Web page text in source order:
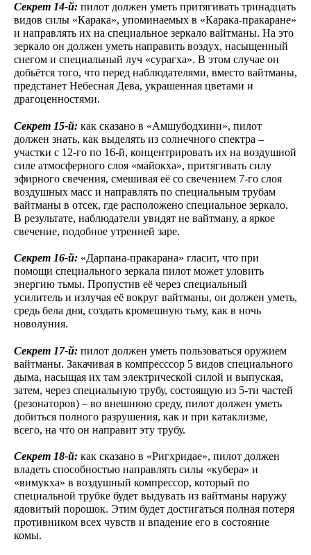
Секрет 14-й: пилот должен уметь притягивать тринадцать
видов силы «Карака», упоминаемых в «Карака-пракаране»
и направлять их на специальное зеркало вайтманы. На это
зеркало он должен уметь направить воздух, насыщенный
снегом и специальный луч «сурагха». В этом случае он
добьётся того, что перед наблюдателями, вместо вайтманы,
предстанет Небесная Дева, украшенная цветами и
драгоценностями.
Секрет 15-й: как сказано в «Амшубодхини», пилот
должен знать, как выделять из солнечного спектра –
участки с 12-го по 16-й, концентрировать их на воздушной
силе атмосферного слоя «майокха», притягивать силу
эфирного свечения, смешивая её со свечением 7-го слоя
воздушных масс и направлять по специальным трубам
вайтманы в отсек, где расположено специальное зеркало.
В результате, наблюдатели увидят не вайтману, а яркое
свечение, подобное утренней заре.
Секрет 16-й: «Дарпана-пракарана» гласит, что при
помощи специального зеркала пилот может уловить
энергию тьмы. Пропустив её через специальный
усилитель и излучая её вокруг вайтманы, он должен уметь,
средь бела дня, создать кромешную тьму, как в ночь
новолуния.
Секрет 17-й: пилот должен уметь пользоваться оружием
вайтманы. Закачивая в компресссор 5 видов специального
дыма, насыщая их там электрической силой и выпуская,
затем, через специальную трубу, состоящую из 5-ти частей
(резонаторов) – во внешнюю среду, пилот должен уметь
добиться полного разрушения, как и при катаклизме,
всего, на что он направит эту трубу.
Секрет 18-й: как сказано в «Ригхридае», пилот должен
владеть способностью направлять силы «кубера» и
«вимукха» в воздушный компрессор, который по
специальной трубке будет выдувать из вайтманы наружу
ядовитый порошок. Этим будет достигаться полная потеря
противником всех чувств и впадение его в состояние
комы.